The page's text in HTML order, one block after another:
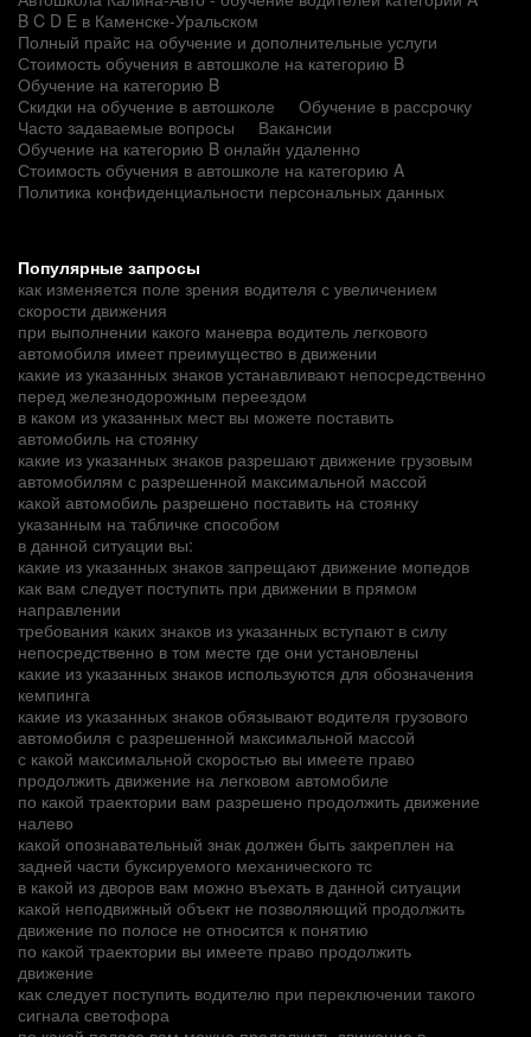
B C D E в Каменске-Уральском
Полный прайс на обучение и дополнительные услуги
Стоимость обучения в автошколе на категорию B
Обучение на категорию B
Скидки на обучение в автошколе
Обучение в рассрочку
Часто задаваемые вопросы
Вакансии
Обучение на категорию B онлайн удаленно
Стоимость обучения в автошколе на категорию A
Политика конфиденциальности персональных данных
Популярные запросы
как изменяется поле зрения водителя с увеличением
скорости движения
при выполнении какого маневра водитель легкового
автомобиля имеет преимущество в движении
какие из указанных знаков устанавливают непосредственно
перед железнодорожным переездом
в каком из указанных мест вы можете поставить
автомобиль на стоянку
какие из указанных знаков разрешают движение грузовым
автомобилям с разрешенной максимальной массой
какой автомобиль разрешено поставить на стоянку
указанным на табличке способом
в данной ситуации вы:
какие из указанных знаков запрещают движение мопедов
как вам следует поступить при движении в прямом
направлении
требования каких знаков из указанных вступают в силу
непосредственно в том месте где они установлены
какие из указанных знаков используются для обозначения
кемпинга
какие из указанных знаков обязывают водителя грузового
автомобиля с разрешенной максимальной массой
с какой максимальной скоростью вы имеете право
продолжить движение на легковом автомобиле
по какой траектории вам разрешено продолжить движение
налево
какой опознавательный знак должен быть закреплен на
задней части буксируемого механического тс
в какой из дворов вам можно въехать в данной ситуации
какой неподвижный объект не позволяющий продолжить
движение по полосе не относится к понятию
по какой траектории вы имеете право продолжить
движение
как следует поступить водителю при переключении такого
сигнала светофора